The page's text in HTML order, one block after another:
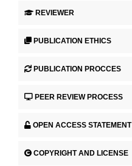
REVIEWER
PUBLICATION ETHICS
PUBLICATION PROCCES
PEER REVIEW PROCESS
OPEN ACCESS STATEMENT
COPYRIGHT AND LICENSE